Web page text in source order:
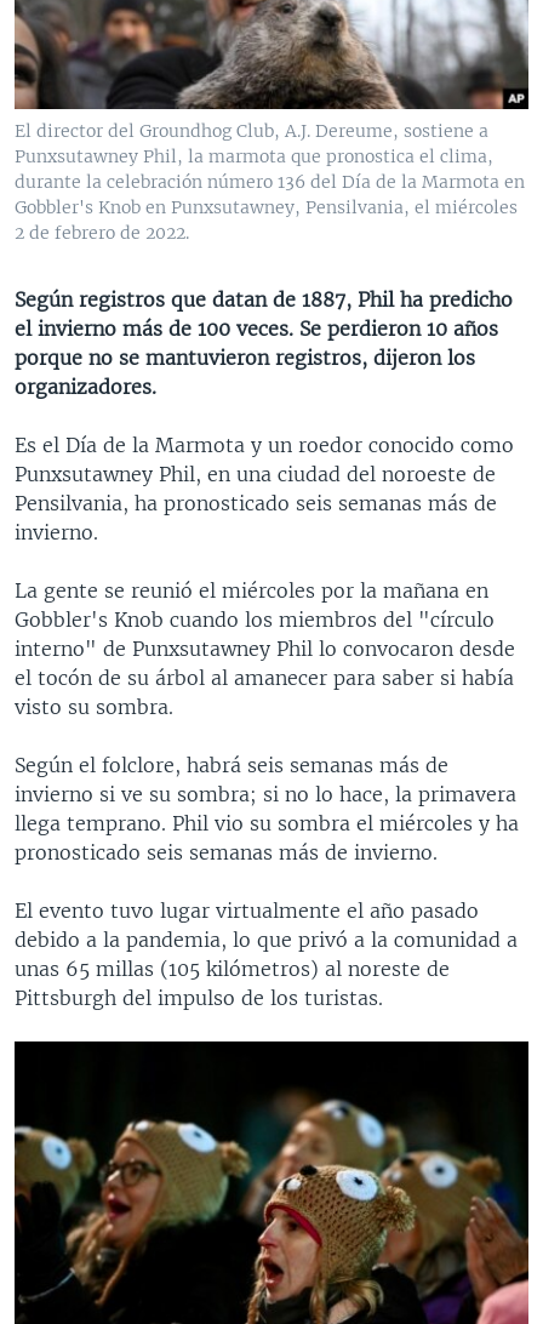
VENEZUELA
BRASIL
NICARAGUA
ECONOMÍA
ENTRETENIMIENTO Y CULTURA
TECNOLOGÍA
DEPORTES
CIENCIA Y SALUD
MULTIMEDIA
VIDEOS
FOTOGRAFÍA
AUDIOS
PROGRAMAS TV
EL MUNDO AL DÍA
FORO INTERAMERICANO
VISIÓN 360
LAS CLAVES
RADIO
AVANCE INFORMATIVO
AUDIONOTICIAS
BUENOS DÍAS AMÉRICA
EL MUNDO AL DÍA [RADIO]
FORO [RADIO]
NOTA ECONÓMICA
ENTRETENIMIENTO
DIRECT
DOCUMENTALES DE LA VOA
SÍGANOS
Idiomas
El director del Groundhog Club, A.J. Dereume, sostiene a
Punxsutawney Phil, la marmota que pronostica el clima,
durante la celebración número 136 del Día de la Marmota en
Gobbler's Knob en Punxsutawney, Pensilvania, el miércoles
2 de febrero de 2022.
Según registros que datan de 1887, Phil ha predicho
el invierno más de 100 veces. Se perdieron 10 años
porque no se mantuvieron registros, dijeron los
organizadores.
Es el Día de la Marmota y un roedor conocido como
Punxsutawney Phil, en una ciudad del noroeste de
Pensilvania, ha pronosticado seis semanas más de
invierno.
La gente se reunió el miércoles por la mañana en
Gobbler's Knob cuando los miembros del "círculo
interno" de Punxsutawney Phil lo convocaron desde
el tocón de su árbol al amanecer para saber si había
visto su sombra.
Según el folclore, habrá seis semanas más de
invierno si ve su sombra; si no lo hace, la primavera
llega temprano. Phil vio su sombra el miércoles y ha
pronosticado seis semanas más de invierno.
El evento tuvo lugar virtualmente el año pasado
debido a la pandemia, lo que privó a la comunidad a
unas 65 millas (105 kilómetros) al noreste de
Pittsburgh del impulso de los turistas.